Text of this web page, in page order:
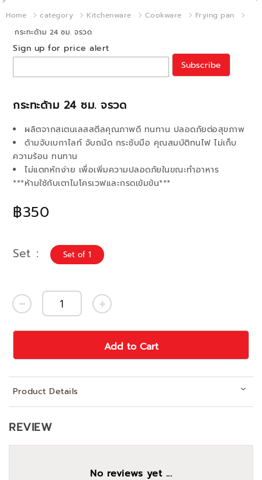
Home category Kitchenware Cookware
Frying pan
กระทะด้าม 24 ซม. จรวด
กระทะด้าม 24 ซม. จรวด
฿350
ผลิตจากสเตนเลสสตีลคุณภาพดี ทนทาน ปลอดภัยต่อสุขภาพ
ด้ามจับเบกาไลท์ จับถนัด กระชับมือ คุณสมบัติทนไฟ ไม่เก็บ
ความร้อน ทนทาน
ไม่แตกหักง่าย เพื่อเพิ่มความปลอดภัยในขณะทำอาหาร
***ห้ามใช้กับเตาไมโครเวฟและกรดเข้มข้น***
Sign up for price alert
Subscribe
Set Set of 1
Add to Cart
Product Details
REVIEW
No reviews yet ...